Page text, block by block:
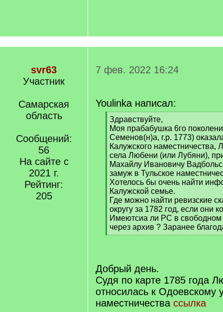
svr63
Участник
Самарская
область
Сообщений:
56
На сайте с
2021 г.
Рейтинг:
205
7 фев. 2022 16:24
Youlinka написал:
[
q
]
Здравствуйте,
Моя прабабушка 6го
Семенов(н)а, г.р. 1773)
Калужского наместничества,
села Любени (или Лубяни),
Махайлу Ивановичу
замуж в Тульское
Хотелось бы очень найти
Калужской семье.
Где можно найти ревизские
округу за 1782 год, если они
Имеютсиа ли РС в свободном
через архив ? Заранее
[
]
Добрый день.
Судя по карте 1785 года
относилась к Одоевскому
наместничества ссылка